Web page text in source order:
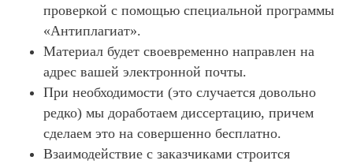
проверкой с помощью специальной программы
«Антиплагиат».
Материал будет своевременно направлен на
адрес вашей электронной почты.
При необходимости (это случается довольно
редко) мы доработаем диссертацию, причем
сделаем это на совершенно бесплатно.
Взаимодействие с заказчиками строится